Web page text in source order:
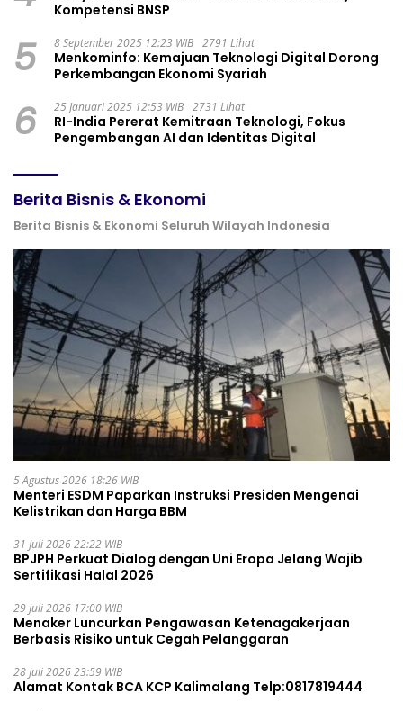
Kompetensi BNSP
5 8 September 2025 12:23 WIB 2791 Lihat
Menkominfo: Kemajuan Teknologi Digital Dorong
Perkembangan Ekonomi Syariah
6 25 Januari 2025 12:53 WIB 2731 Lihat
RI-India Pererat Kemitraan Teknologi, Fokus
Pengembangan AI dan Identitas Digital
Berita Bisnis & Ekonomi
Berita Bisnis & Ekonomi Seluruh Wilayah Indonesia
5 Agustus 2026 18:26 WIB
Menteri ESDM Paparkan Instruksi Presiden Mengenai
Kelistrikan dan Harga BBM
31 Juli 2026 22:22 WIB
BPJPH Perkuat Dialog dengan Uni Eropa Jelang Wajib
Sertifikasi Halal 2026
29 Juli 2026 17:00 WIB
Menaker Luncurkan Pengawasan Ketenagakerjaan
Berbasis Risiko untuk Cegah Pelanggaran
28 Juli 2026 23:59 WIB
Alamat Kontak BCA KCP Kalimalang Telp:0817819444